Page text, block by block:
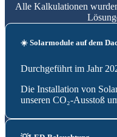
Alle Kalkulationen
☀️ Solarmodule auf dem
Durchgeführt im Jahr
Die Installation von
unseren CO₂-Ausstoß